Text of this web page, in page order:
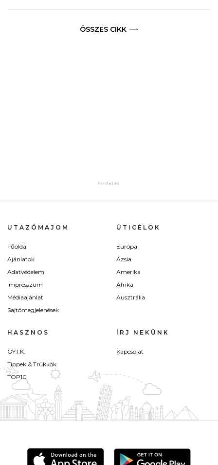
ÖSSZES CIKK
UTAZÓMAJOM
Főoldal
Ajánlatok
Adatvédelem
Impresszum
Médiaajánlat
Sajtómegjelenések
ÚTICÉLOK
Európa
Ázsia
Amerika
Afrika
Ausztrália
HASZNOS
GY.I.K.
Tippek & Trükkök
TOP10
ÍRJ NEKÜNK
Kapcsolat